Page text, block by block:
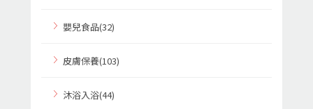
嬰兒食品(32)
皮膚保養(103)
沐浴入浴(44)